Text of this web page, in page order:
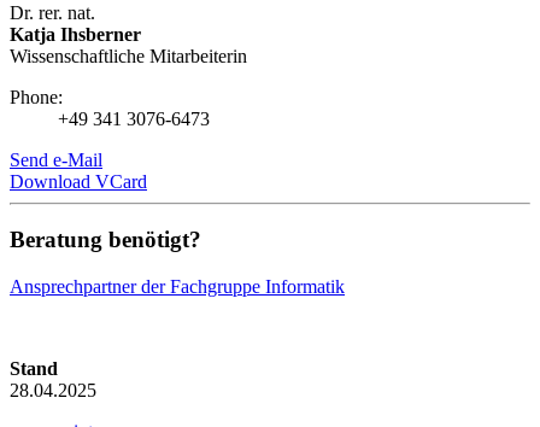
Dr. rer. nat.
Katja Ihsberner
Wissenschaftliche Mitarbeiterin
Phone:
+49 341 3076-6473
Send e-Mail
Download VCard
Beratung benötigt?
Ansprechpartner der Fachgruppe Informatik
Stand
28.04.2025